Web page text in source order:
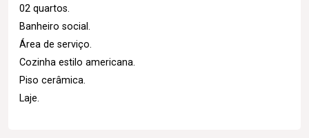
02 quartos.
Banheiro social.
Área de serviço.
Cozinha estilo americana.
Piso cerâmica.
Laje.